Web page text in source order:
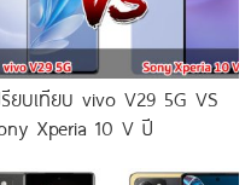
รียบเทียบ vivo V29 5G VS
Xperia 10 V ปี